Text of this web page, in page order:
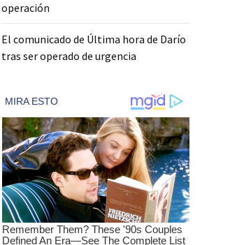
operación
El comunicado de Última hora de Darío
tras ser operado de urgencia